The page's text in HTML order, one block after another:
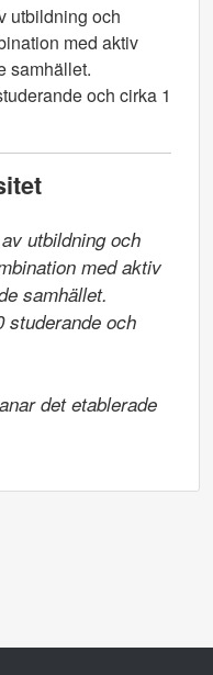
utbildning och
med aktiv
samhället.
och cirka 1
utbildning och
med aktiv
samhället.
studerande och
det etablerade